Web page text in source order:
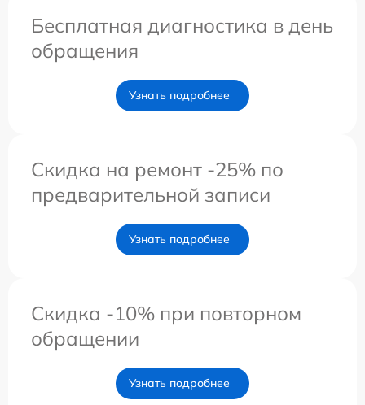
Бесплатная диагностика в день
обращения
Узнать подробнее
Скидка на ремонт -25% по
предварительной записи
Узнать подробнее
Скидка -10% при повторном
обращении
Узнать подробнее